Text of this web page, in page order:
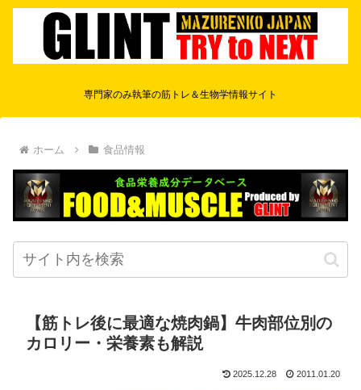
専門家のみ執筆の筋トレ＆生物学情報サイト
ホーム 食品情報
【筋トレ後に最適な焼肉鍋】牛肉部位別の
カロリー・栄養素も解説
2025.12.28 2011.01.20